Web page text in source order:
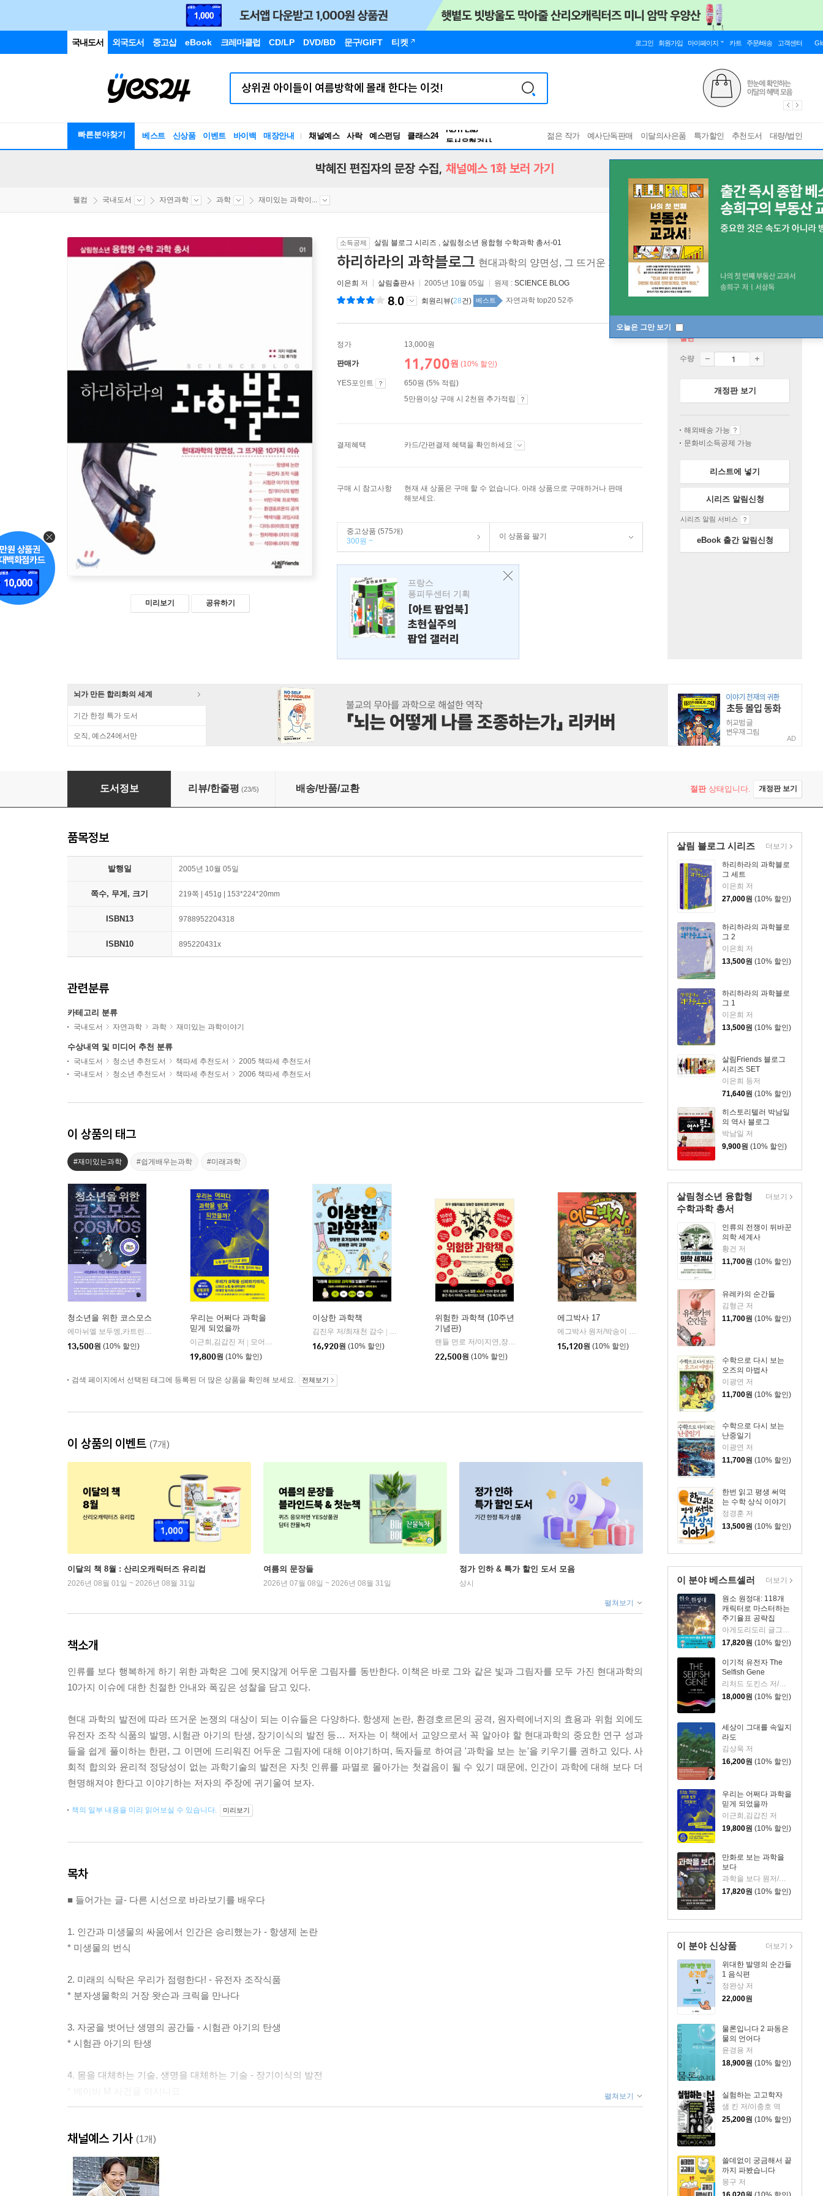
국내도서 외국도서 중고샵 eBook 크레마클럽 CD/LP DVD/BD 문구/GIFT 티켓 로그인 회원가입 마이페이지 카트 주문/배송 고객센터
빠른분야찾기 베스트 신상품 이벤트 바이백 매장안내 채널예스 사락 예스펀딩 클래스24
독서유형검사
RBTI Lab
젊은 작가 예사단독판매 이달의사은품 특가할인 추천도서 대량/법인
오늘은 그만 보기
박혜진 편집자의 문장 수집, 채널예스 1화 보러 가기
웰컴 국내도서 자연과학 과학 재미있는 과학이...
미리보기 공유하기
소득공제 살림 블로그 시리즈 , 살림청소년 융합형 수학과학 총서-01
하리하라의 과학블로그 현대과학의 양면성, 그 뜨거운 10가지 이슈
이은희 저 살림출판사 2005년 10월 05일 원제 : SCIENCE BLOG
8.0 회원리뷰(28건) 베스트 자연과학 top20 52주
정가 13,000원
판매가 11,700원 (10% 할인)
YES포인트
650원 (5% 적립)
5만원이상 구매 시 2천원 추가적립
결제혜택 카드/간편결제 혜택을 확인하세요
구매 시 참고사항
현재 새 상품은 구매 할 수 없습니다. 아래 상품으로 구매하거나 판매
해보세요.
중고상품 (575개)
300원 ~
이 상품을 팔기
프랑스
퐁피두센터 기획
[아트 팝업북]
초현실주의
팝업 갤러리
절판
수량
개정판 보기
해외배송 가능
문화비소득공제 가능
리스트에 넣기
시리즈 알림신청
시리즈 알림 서비스
eBook 출간 알림신청
뇌가 만든 합리화의 세계
기간 한정 특가 도서
오직, 예스24에서만 AD
하리하라의 과학블로그
도서정보 리뷰/한줄평 (23/5) 배송/반품/교환 절판상태입니다. 개정판 보기
살림 블로그 시리즈
하리하라의 과학블로
그 세트
이은희 저
27,000원 (10% 할인)
하리하라의 과학블로
그 2
이은희 저
13,500원 (10% 할인)
하리하라의 과학블로
그 1
이은희 저
13,500원 (10% 할인)
살림Friends 블로그
시리즈 SET
이은희 등저
71,640원 (10% 할인)
히스토리텔러 박남일
의 역사 블로그
박남일 저
9,900원 (10% 할인)
더보기
살림청소년 융합형
수학과학 총서
인류의 전쟁이 뒤바꾼
의학 세계사
황건 저
11,700원 (10% 할인)
유레카의 순간들
김형근 저
11,700원 (10% 할인)
수학으로 다시 보는
오즈의 마법사
이광연 저
11,700원 (10% 할인)
수학으로 다시 보는
난중일기
이광연 저
11,700원 (10% 할인)
한번 읽고 평생 써먹
는 수학 상식 이야기
정경훈 저
13,500원 (10% 할인)
더보기
이 분야 베스트셀러
원소 원정대: 118개
캐릭터로 마스터하는
주기율표 공략집
아게도리도리 글그림/박재현 역/장홍제 감수
17,820원 (10% 할인)
이기적 유전자 The
Selfish Gene
리처드 도킨스 저/홍영남,이상임 공역
18,000원 (10% 할인)
세상이 그대를 속일지
라도
김상욱 저
16,200원 (10% 할인)
우리는 어쩌다 과학을
믿게 되었을까
이근희,김갑진 저
19,800원 (10% 할인)
만화로 보는 과학을
보다
과학을 보다 원저/김범준,우주먼지,장홍제,정영진 감수/김영현 글그림
17,820원 (10% 할인)
더보기
이 분야 신상품
위대한 발명의 순간들
1 음식편
정완상 저
22,000원
물론입니다 2 파동은
물의 언어다
윤경용 저
18,900원 (10% 할인)
실험하는 고고학자
샘 킨 저/이충호 역
25,200원 (10% 할인)
쓸데없이 궁금해서 끝
까지 파봤습니다
몽구 저
더보기
품목정보
발행일 2005년 10월 05일
쪽수, 무게, 크기 219쪽 | 451g | 153*224*20mm
ISBN13 9788952204318
ISBN10 895220431x
관련분류
카테고리 분류
국내도서 자연과학 과학 재미있는 과학이야기
수상내역 및 미디어 추천 분류
국내도서 청소년 추천도서 책따세 추천도서
2005 책따세 추천도서
국내도서
청소년 추천도서 책따세 추천도서 2006 책따세 추천도서
이 상품의 태그
#재미있는과학 #쉽게배우는과학 #미래과학
청소년을 위한 코스모스
에마뉘엘 보두엥,카트린 에벙 보두엥 공저/홍은주 역/임태훈 감수
13,500원 (10% 할인)
우리는 어쩌다 과학을
믿게 되었을까
이근희,김갑진 저
모어사이언스
19,800원 (10% 할인)
이상한 과학책
김진우 저/최재천 감수
빅피시
16,920원 (10% 할인)
위험한 과학책 (10주년
기념판)
랜들 먼로 저/이지연,장영재 공역/이명현 감수 | 시공사
22,500원 (10% 할인)
에그박사 17
에그박사 원저/박송이 글/홍종현 그림/김보숙 감수
15,120원 (10% 할인)
검색 페이지에서 선택된 태그에 등록된 더 많은 상품을 확인해 보세요. 전체보기
이 상품의 이벤트 (7개)
이달의 책 8월 : 산리오캐릭터즈 유리컵
2026년 08월 01일 ~ 2026년 08월 31일
여름의 문장들
2026년 07월 08일 ~ 2026년 08월 31일
정가 인하 & 특가 할인 도서 모음
상시
펼쳐보기
책소개
인류를 보다 행복하게 하기 위한 과학은 그에 못지않게 어두운 그림자를 동반한다. 이책은 바로 그와 같은 빛과 그림자를 모두 가진 현대과학의
10가지 이슈에 대한 친절한 안내와 폭깊은 성찰을 담고 있다.
현대 과학의 발전에 따라 뜨거운 논쟁의 대상이 되는 이슈들은 다양하다. 항생제 논란, 환경호르몬의 공격, 원자력에너지의 효용과 위험 외에도
유전자 조작 식품의 발명, 시험관 아기의 탄생, 장기이식의 발전 등… 저자는 이 책에서 교양으로서 꼭 알아야 할 현대과학의 중요한 연구 성과
들을 쉽게 풀이하는 한편, 그 이면에 드리워진 어두운 그림자에 대해 이야기하며, 독자들로 하여금 '과학을 보는 눈'을 키우기를 권하고 있다. 사
회적 합의와 윤리적 정당성이 없는 과학기술의 발전은 자칫 인류를 파멸로 몰아가는 첫걸음이 될 수 있기 때문에, 인간이 과학에 대해 보다 더
현명해져야 한다고 이야기하는 저자의 주장에 귀기울여 보자.
책의 일부 내용을 미리 읽어보실 수 있습니다. 미리보기
목차
■ 들어가는 글- 다른 시선으로 바라보기를 배우다
1. 인간과 미생물의 싸움에서 인간은 승리했는가 - 항생제 논란
* 미생물의 번식
2. 미래의 식탁은 우리가 점령한다! - 유전자 조작식품
* 분자생물학의 거장 왓슨과 크릭을 만나다
3. 자궁을 벗어난 생명의 공간들 - 시험관 아기의 탄생
* 시험관 아기의 탄생
4. 몸을 대체하는 기술, 생명을 대체하는 기술 - 장기이식의 발전
* 장기이식의 기폭제, 면역억제제의 개발
6. ‘침묵의 봄’이 찾아온다 - 환경호르몬의 공격
* 체지방 분석의 원리
펼쳐보기
채널예스 기사 (1개)